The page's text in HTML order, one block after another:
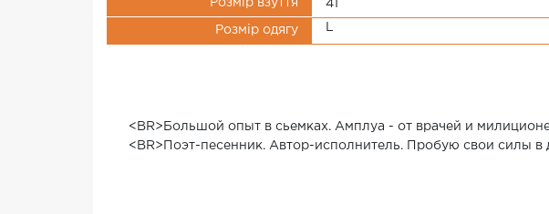
Розмір взуття 41
Розмір одягу
<BR>Большой опыт в сьемках. Амплуа - от врачей и
<BR>Поэт-песенник. Автор-исполнитель. Пробую свои силы